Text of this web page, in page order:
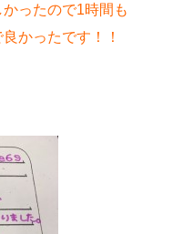
ったので1時間も
かったです！！